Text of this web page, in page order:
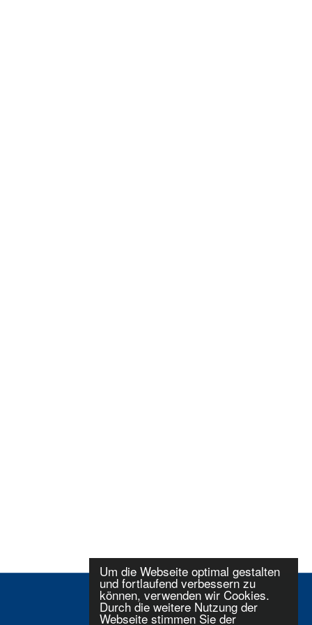
Um die Webseite optimal gestalten
und fortlaufend verbessern zu
können, verwenden wir Cookies.
Durch die weitere Nutzung der
Webseite stimmen Sie der